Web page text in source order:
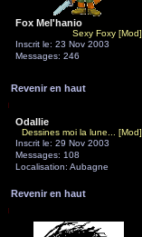
Fox Mel'hanio
Sexy Foxy [Mod]
Inscrit le: 23 Nov 2003
Messages: 246
Revenir en haut
Odallie
Dessines moi la lune... [Mod]
Inscrit le: 29 Nov 2003
Messages: 108
Localisation: Aubagne
Revenir en haut